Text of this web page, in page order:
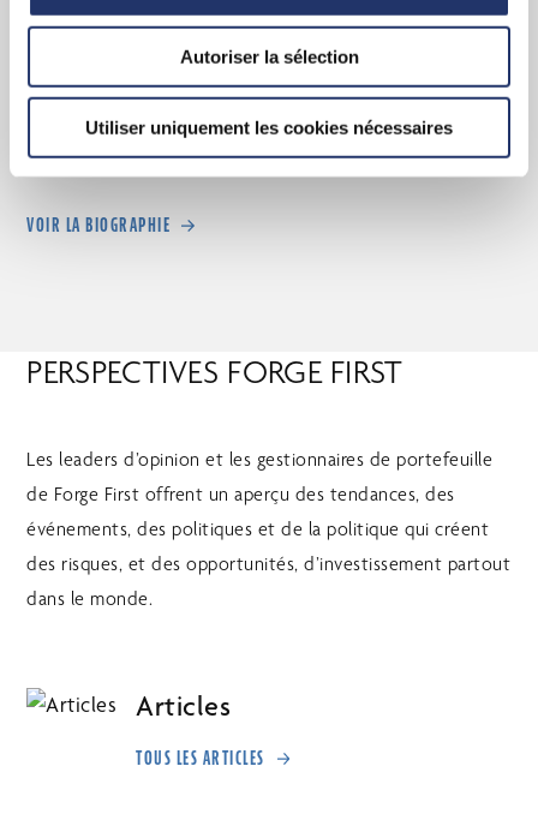
Autoriser la sélection
Utiliser uniquement les cookies nécessaires
Vice-président et
portefeuille –
Alternatives liquides
VOIR LA BIOGRAPHIE
PERSPECTIVES FORGE FIRST
Les leaders d’opinion et les gestionnaires de portefeuille
de Forge First offrent un aperçu des tendances, des
événements, des politiques et de la politique qui créent
des risques, et des opportunités, d’investissement partout
dans le monde.
Articles
TOUS LES ARTICLES